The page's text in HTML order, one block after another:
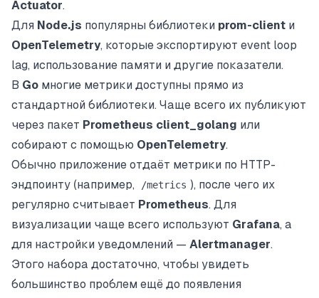
Actuator.
Для Node.js популярны библиотеки prom-client и
OpenTelemetry, которые экспортируют event loop
lag, использование памяти и другие показатели.
В Go многие метрики доступны прямо из
стандартной библиотеки. Чаще всего их публикуют
через пакет Prometheus client_golang или
собирают с помощью OpenTelemetry.
Обычно приложение отдаёт метрики по HTTP-
эндпоинту (например,
/metrics ), после чего их
регулярно считывает Prometheus. Для
визуализации чаще всего используют Grafana, а
для настройки уведомлений — Alertmanager.
Этого набора достаточно, чтобы увидеть
большинство проблем ещё до появления